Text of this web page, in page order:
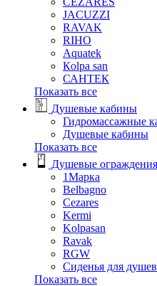
JACUZZI
RAVAK
RIHO
Аquatek
Кolpa san
САНТЕК
Показать все
Душевые кабины
Гидромассажные
Душевые кабины
Показать все
Душевые ограждения
1Марка
Belbagno
Cezares
Kermi
Kolpasan
Ravak
RGW
Сиденья для
Показать все